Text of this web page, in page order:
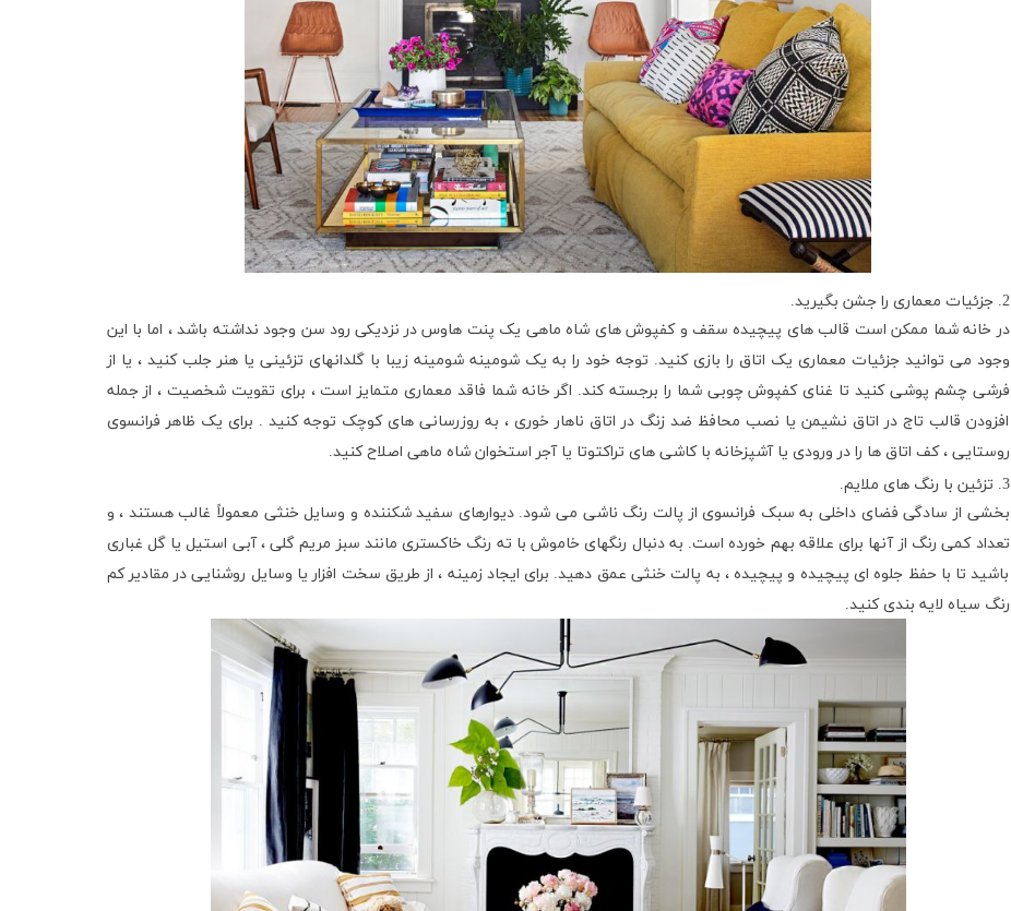
2. جزئیات معماری را جشن بگیرید.
در خانه شما ممکن است قالب های پیچیده سقف و کفپوش های شاه ماهی یک پنت هاوس در نزدیکی رود سن وجود نداشته باشد ، اما با این
وجود می توانید جزئیات معماری یک اتاق را بازی کنید. توجه خود را به یک شومینه شومینه زیبا با گلدانهای تزئینی یا هنر جلب کنید ، یا از
فرشی چشم پوشی کنید تا غنای کفپوش چوبی شما را برجسته کند. اگر خانه شما فاقد معماری متمایز است ، برای تقویت شخصیت ، از جمله
افزودن قالب تاج در اتاق نشیمن یا نصب محافظ ضد زنگ در اتاق ناهار خوری ، به روزرسانی های کوچک توجه کنید . برای یک ظاهر فرانسوی
روستایی ، کف اتاق ها را در ورودی یا آشپزخانه با کاشی های تراکتوتا یا آجر استخوان شاه ماهی اصلاح کنید.
3. تزئین با رنگ های ملایم.
بخشی از سادگی فضای داخلی به سبک فرانسوی از پالت رنگ ناشی می شود. دیوارهای سفید شکننده و وسایل خنثی معمولاً غالب هستند ، و
تعداد کمی رنگ از آنها برای علاقه بهم خورده است. به دنبال رنگهای خاموش با ته رنگ خاکستری مانند سبز مریم گلی ، آبی استیل یا گل غباری
باشید تا با حفظ جلوه ای پیچیده و پیچیده ، به پالت خنثی عمق دهید. برای ایجاد زمینه ، از طریق سخت افزار یا وسایل روشنایی در مقادیر کم
رنگ سیاه لایه بندی کنید.